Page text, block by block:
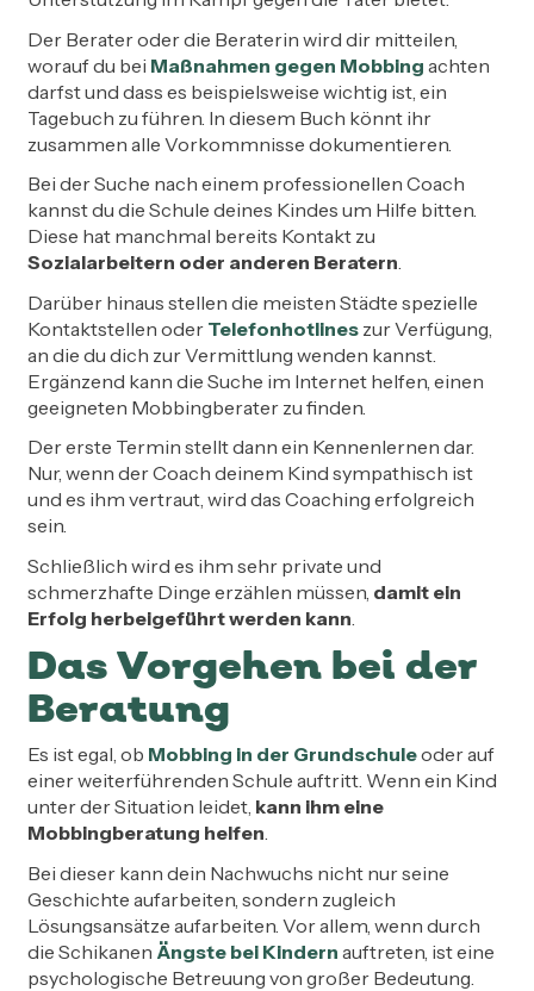
Der Berater oder die Beraterin wird dir mitteilen,
worauf du bei Maßnahmen gegen Mobbing achten
darfst und dass es beispielsweise wichtig ist, ein
Tagebuch zu führen. In diesem Buch könnt ihr
zusammen alle Vorkommnisse dokumentieren.
Bei der Suche nach einem professionellen Coach
kannst du die Schule deines Kindes um Hilfe bitten.
Diese hat manchmal bereits Kontakt zu
Sozialarbeitern oder anderen Beratern.
Darüber hinaus stellen die meisten Städte spezielle
Kontaktstellen oder Telefonhotlineszur Verfügung,
an die du dich zur Vermittlung wenden kannst.
Ergänzend kann die Suche im Internet helfen, einen
geeigneten Mobbingberater zu finden.
Der erste Termin stellt dann ein Kennenlernen dar.
Nur, wenn der Coach deinem Kind sympathisch ist
und es ihm vertraut, wird das Coaching erfolgreich
sein.
Schließlich wird es ihm sehr private und
schmerzhafte Dinge erzählen müssen, damit ein
Erfolg herbeigeführt werden kann
Das Vorgehen bei der
Beratung
Es ist egal, ob Mobbing in der Grundschuleoder auf
einer weiterführenden Schule auftritt. Wenn ein Kind
unter der Situation leidet, kann ihm eine
Mobbingberatung helfen.
Bei dieser kann dein Nachwuchs nicht nur seine
Geschichte aufarbeiten, sondern zugleich
Lösungsansätze aufarbeiten. Vor allem, wenn durch
die Schikanen Ängste bei Kindern auftreten, ist eine
psychologische Betreuung von großer Bedeutung.